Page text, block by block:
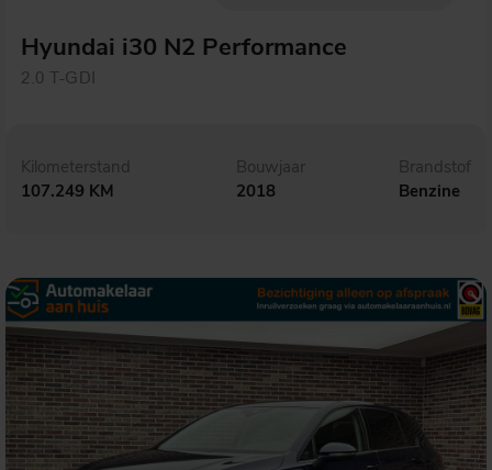
Hyundai i30 N2 Performance
2.0 T-GDI
Kilometerstand
107.249 KM
Bouwjaar
2018
Brandstof
Benzine